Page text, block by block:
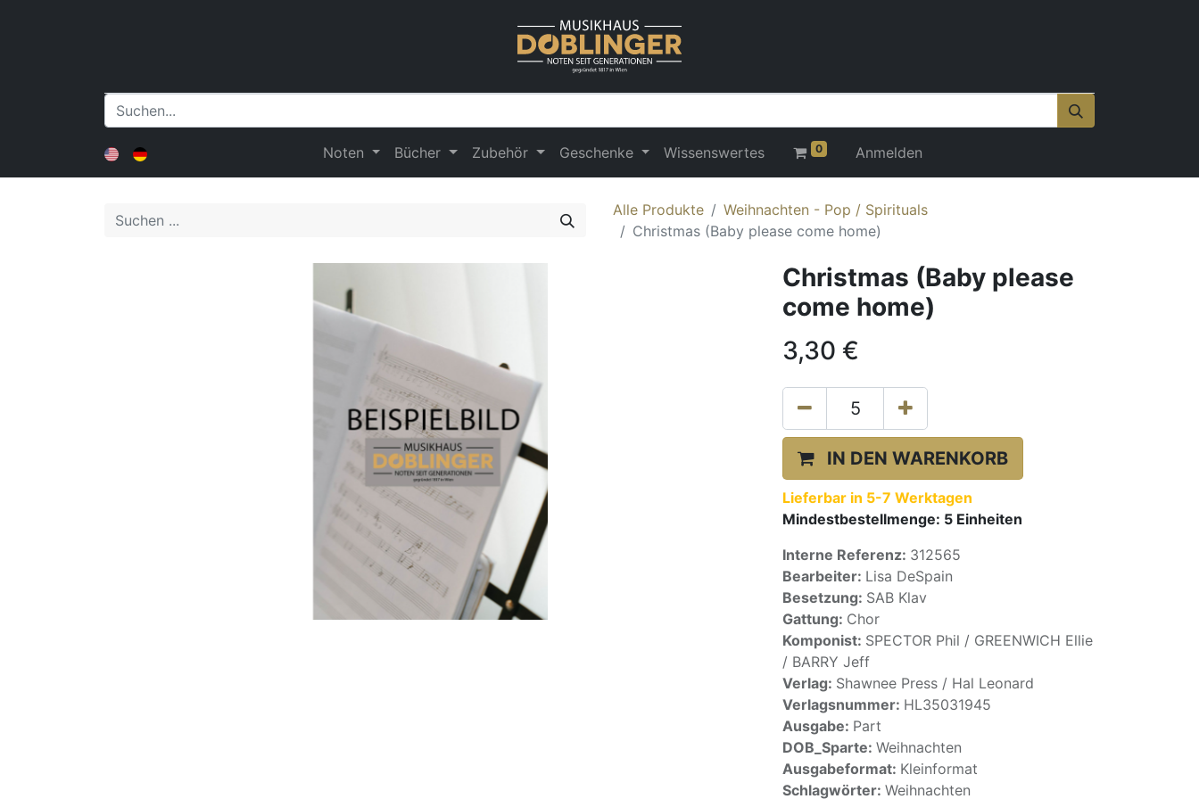
Noten Bücher Zubehör Geschenke Wissenswertes 0 Anmelden
Alle Produkte
Weihnachten - Pop / Spirituals
Christmas (Baby please come home)
Christmas (Baby please
come home)
3,30 €
IN DEN WARENKORB
Lieferbar in 5-7 Werktagen
Mindestbestellmenge: 5 Einheiten
Interne Referenz: 312565
Bearbeiter: Lisa DeSpain
Besetzung: SAB Klav
Gattung: Chor
Komponist: SPECTOR Phil / GREENWICH Ellie
/ BARRY Jeff
Verlag: Shawnee Press / Hal Leonard
Verlagsnummer: HL35031945
Ausgabe: Part
DOB_Sparte: Weihnachten
Ausgabeformat: Kleinformat
Schlagwörter: Weihnachten